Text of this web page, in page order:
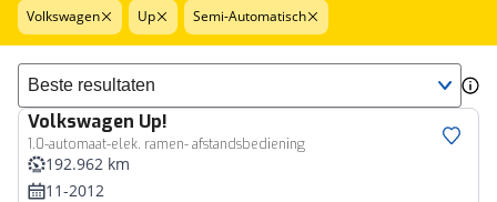
Volkswagen Up Semi-Automatisch
Sorteer resultaten
Volkswagen Up!
1.0-automaat-elek. ramen- afstandsbediening
192.962 km
11-2012